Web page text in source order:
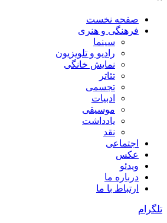
صفحه نخست
فرهنگی و هنری
سینما
رادیو و تلویزیون
نمایش خانگی
تئاتر
تجسمی
ادبیات
موسیقی
یادداشت
نقد
اجتماعی
عکس
ویدئو
درباره ما
ارتباط با ما
تلگرام